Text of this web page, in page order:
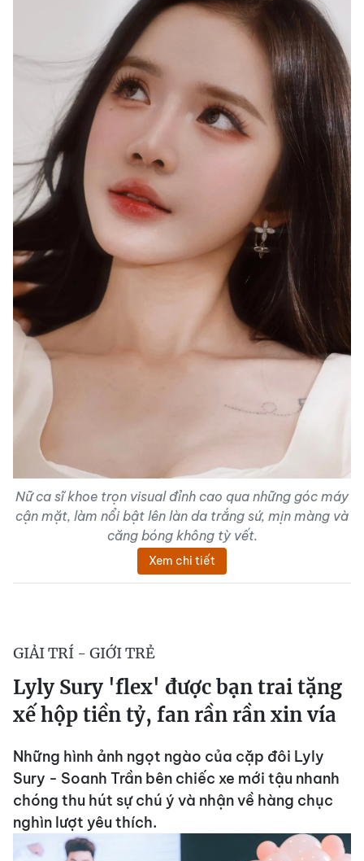
Nữ ca sĩ khoe trọn visual đỉnh cao qua những góc máy
cận mặt, làm nổi bật lên làn da trắng sứ, mịn màng và
căng bóng không tỳ vết.
Xem chi tiết
GIẢI TRÍ - GIỚI TRẺ
Lyly Sury 'flex' được bạn trai tặng
xế hộp tiền tỷ, fan rần rần xin vía
Những hình ảnh ngọt ngào của cặp đôi Lyly
Sury - Soanh Trần bên chiếc xe mới tậu nhanh
chóng thu hút sự chú ý và nhận về hàng chục
nghìn lượt yêu thích.